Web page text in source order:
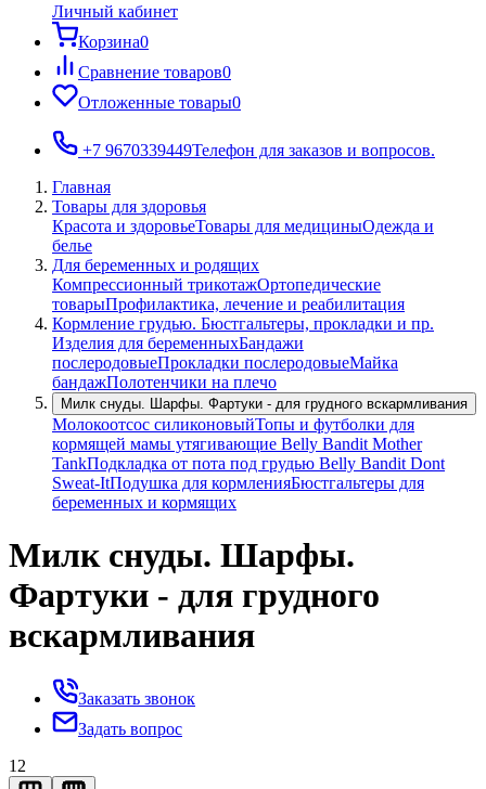
Личный кабинет
Корзина0
Сравнение товаров0
Отложенные товары0
+7 9670339449Телефон для заказов и вопросов.
Главная
Товары для здоровья
Красота и здоровьеТовары для медициныОдежда и
белье
Для беременных и родящих
Компрессионный трикотажОртопедические
товарыПрофилактика, лечение и реабилитация
Кормление грудью. Бюстгальтеры, прокладки и пр.
Изделия для беременныхБандажи
послеродовыеПрокладки послеродовыеМайка
бандажПолотенчики на плечо
Милк снуды. Шарфы. Фартуки - для грудного вскармливания
Молокоотсос силиконовыйТопы и футболки для
кормящей мамы утягивающие Belly Bandit Mother
TankПодкладка от пота под грудью Belly Bandit Dont
Sweat-ItПодушка для кормленияБюстгальтеры для
беременных и кормящих
Милк снуды. Шарфы.
Фартуки - для грудного
вскармливания
Заказать звонок
Задать вопрос
12